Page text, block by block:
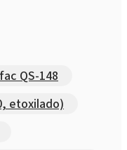
QS-148
etoxilado)